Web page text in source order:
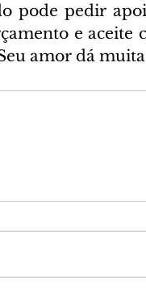
pode pedir
e aceite
amor dá